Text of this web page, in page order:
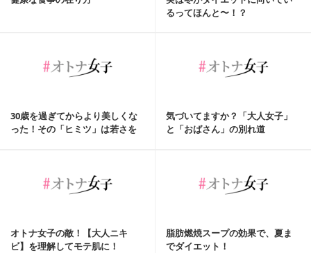
るってほんと〜！？
30歳を過ぎてからより美しくな
った！その「ヒミツ」は若さを
気づいてますか？「大人女子」
と「おばさん」の別れ道
オトナ女子の敵！【大人ニキ
ビ】を理解してモテ肌に！
脂肪燃焼スープの効果で、夏ま
でダイエット！